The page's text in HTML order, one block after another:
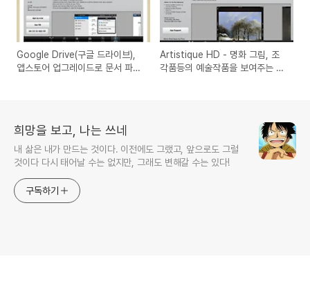
Google Drive(구글 드라이브),
앱스토어 업그레이드로 문서 파일
Artistique HD - 명화 그림, 조
각품등의 예술작품을 보여주는 아
희망을 보고, 나는 쓰네
내 삶은 내가 만드는 것이다. 이전에도 그랬고, 앞으로도 그럴
것이다 다시 태어날 수는 없지만, 그래도 변해갈 수는 있다!
구독하기